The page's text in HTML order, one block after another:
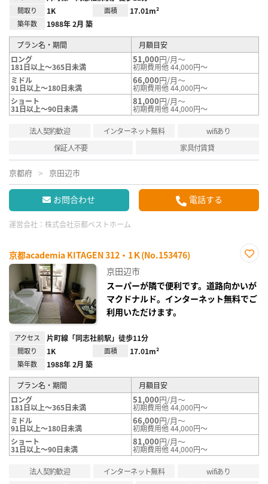
間取り 1K 面積 17.01m²
築年数 1988年 2月 築
プラン名・期間
月額目安
ロング
181日以上～365日未満
51,000円/月～
初期費用他 44,000円～
ミドル
91日以上～180日未満
66,000円/月～
初期費用他 44,000円～
ショート
31日以上～90日未満
81,000円/月～
初期費用他 44,000円～
法人契約歓迎 インターネット無料
wifiあり
保証人不要
家具付賃貸
京都府 京田辺市
お問合わせ 電話する
運営会社： 株式会社京都ベストホーム
京都academia KITAGEN 312・1Ｋ(No.153476)
り登
録
京田辺市
スーパーが隣で便利です。道路向かいが
マクドナルド。インターネット無料でご
利用いただけます。
アクセス 片町線「同志社前駅」徒歩11分
間取り 1K 面積 17.01m²
築年数 1988年 2月 築
プラン名・期間
月額目安
ロング
181日以上～365日未満
51,000円/月～
初期費用他 44,000円～
ミドル
91日以上～180日未満
66,000円/月～
初期費用他 44,000円～
ショート
31日以上～90日未満
81,000円/月～
初期費用他 44,000円～
法人契約歓迎 インターネット無料
wifiあり